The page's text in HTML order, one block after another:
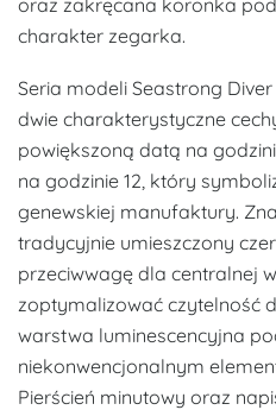
charakter zegarka.
Seria modeli Seastrong
dwie charakterystyczne
powiększoną datą na
na godzinie 12, który
genewskiej manufaktury.
tradycyjnie umieszczony
przeciwwagę dla centralnej
zoptymalizować czytelność
warstwa luminescencyjna
niekonwencjonalnym
Pierścień minutowy oraz